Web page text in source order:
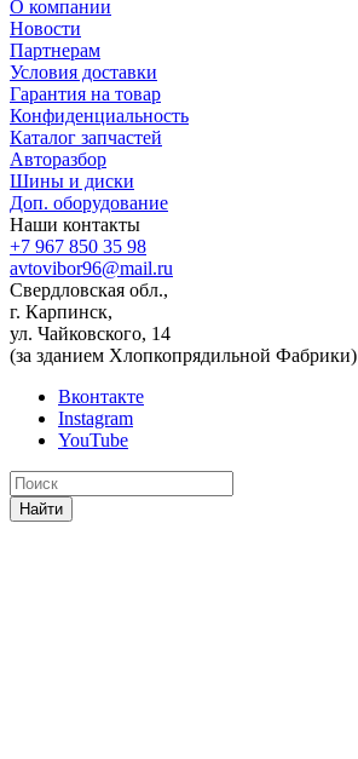
О компании
Новости
Партнерам
Условия доставки
Гарантия на товар
Конфиденциальность
Каталог запчастей
Авторазбор
Шины и диски
Доп. оборудование
Наши контакты
+7 967 850 35 98
avtovibor96@mail.ru
Свердловская обл.,
г. Карпинск,
ул. Чайковского, 14
(за зданием Хлопкопрядильной Фабрики)
Вконтакте
Instagram
YouTube
Найти